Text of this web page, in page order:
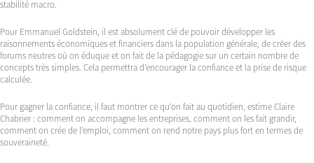
stabilité macro.
Pour Emmanuel Goldstein, il est absolument clé de pouvoir développer les
raisonnements économiques et financiers dans la population générale, de créer des
forums neutres où on éduque et on fait de la pédagogie sur un certain nombre de
concepts très simples. Cela permettra d’encourager la confiance et la prise de risque
calculée.
Pour gagner la confiance, il faut montrer ce qu’on fait au quotidien, estime Claire
Chabrier : comment on accompagne les entreprises, comment on les fait grandir,
comment on crée de l’emploi, comment on rend notre pays plus fort en termes de
souveraineté.